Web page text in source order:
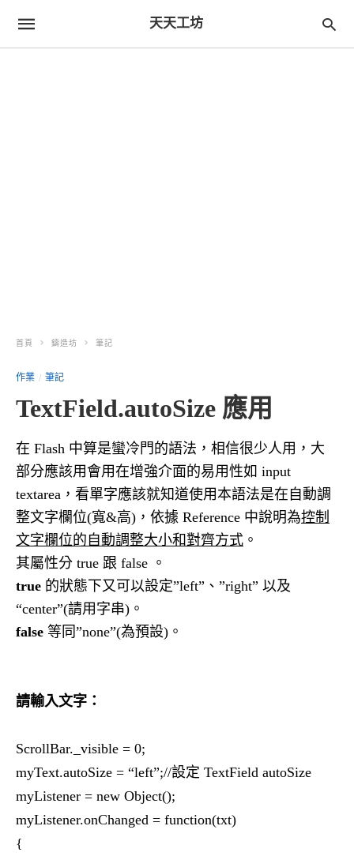
天天工坊
首頁 鑄造坊 筆記
作業 筆記
TextField.autoSize 應用
在 Flash 中算是蠻冷門的語法，相信很少人用，大
部分應該用會用在增強介面的易用性如 input
textarea，看單字應該就知道使用本語法是在自動調
整文字欄位(寬&高)，依據 Reference 中說明為控制
文字欄位的自動調整大小和對齊方式 。
其屬性分 true 跟 false 。
true 的狀態下又可以設定”left”、”right” 以及
“center”(請用字串)。
false 等同”none”(為預設)。
請輸入文字：
ScrollBar._visible = 0;
myText.autoSize = “left”;//設定 TextField autoSize
myListener = new Object();
myListener.onChanged = function(txt)
{